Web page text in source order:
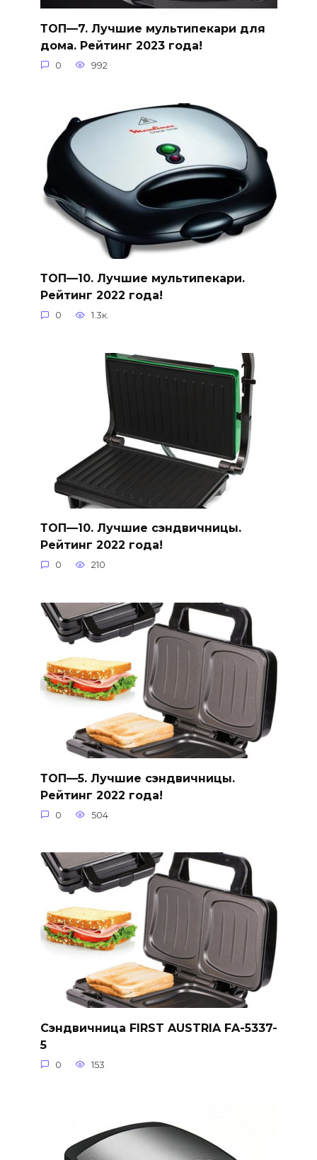
ТОП—7. Лучшие мультипекари для
дома. Рейтинг 2023 года!
0 992
ТОП—10. Лучшие мультипекари.
Рейтинг 2022 года!
0 1.3к.
ТОП—10. Лучшие сэндвичницы.
Рейтинг 2022 года!
0 210
ТОП—5. Лучшие сэндвичницы.
Рейтинг 2022 года!
0 504
Сэндвичница FIRST AUSTRIA FA-5337-
5
0 153